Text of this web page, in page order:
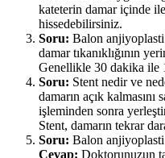
kateterin damar içinde
hissedebilirsiniz.
Soru: Balon
damar tıkanıklığının
Genellikle 30 dakika ile
Soru: Stent nedir ve
damarın açık
işleminden sonra
Stent, damarın tekrar
Soru: Balon
Cevap: Doktorunuzun